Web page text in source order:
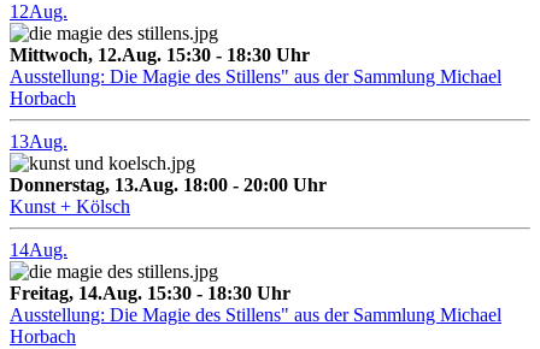
12Aug.
Mittwoch, 12.Aug. 15:30 - 18:30 Uhr
Ausstellung: Die Magie des Stillens" aus der Sammlung Michael
Horbach
13Aug.
Donnerstag, 13.Aug. 18:00 - 20:00 Uhr
Kunst + Kölsch
14Aug.
Freitag, 14.Aug. 15:30 - 18:30 Uhr
Ausstellung: Die Magie des Stillens" aus der Sammlung Michael
Horbach